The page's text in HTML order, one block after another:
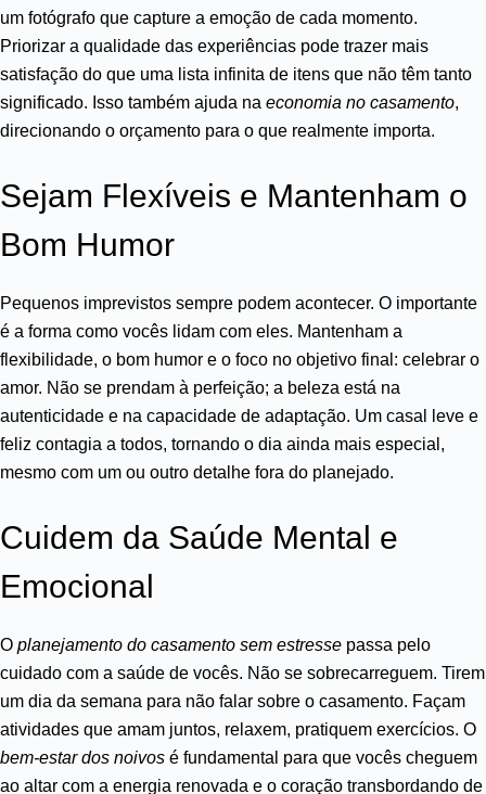
um fotógrafo que capture a emoção de cada momento.
Priorizar a qualidade das experiências pode trazer mais
satisfação do que uma lista infinita de itens que não têm tanto
significado. Isso também ajuda na economia no casamento,
direcionando o orçamento para o que realmente importa.
Sejam Flexíveis e Mantenham o
Bom Humor
Pequenos imprevistos sempre podem acontecer. O importante
é a forma como vocês lidam com eles. Mantenham a
flexibilidade, o bom humor e o foco no objetivo final: celebrar o
amor. Não se prendam à perfeição; a beleza está na
autenticidade e na capacidade de adaptação. Um casal leve e
feliz contagia a todos, tornando o dia ainda mais especial,
mesmo com um ou outro detalhe fora do planejado.
Cuidem da Saúde Mental e
Emocional
O planejamento do casamento sem estresse passa pelo
cuidado com a saúde de vocês. Não se sobrecarreguem. Tirem
um dia da semana para não falar sobre o casamento. Façam
atividades que amam juntos, relaxem, pratiquem exercícios. O
bem-estar dos noivos é fundamental para que vocês cheguem
ao altar com a energia renovada e o coração transbordando de